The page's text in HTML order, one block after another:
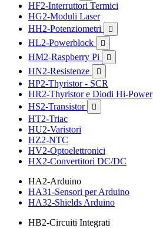
HF2-Interruttori Termici
HG2-Moduli Laser
HH2-Potenziometri

HL2-Powerblock 
HM2-Raspberry Pi 
HN2-Resistenze 
HP2-Thyristor - SCR
HR2-Thyristor e Diodi Hi-Power
HS2-Transistor

HT2-Triac
HU2-Varistori
HZ2-NTC
HV2-Optoelettronici
HX2-Convertitori DC/DC
HA2-Arduino
HA31-Sensori per Arduino
HA32-Shields Arduino
HB2-Circuiti Integrati